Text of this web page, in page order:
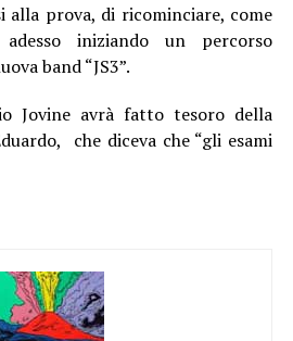
alla prova, di ricominciare, come
iniziando un percorso
band “JS3”.
Jovine avrà fatto tesoro della
che diceva che “gli esami